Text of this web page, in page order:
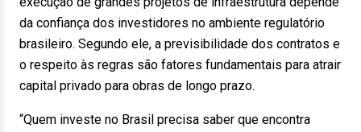
da confiança dos investidores no ambiente regulatório
brasileiro. Segundo ele, a previsibilidade dos contratos e
o respeito às regras são fatores fundamentais para atrair
capital privado para obras de longo prazo.
“Quem investe no Brasil precisa saber que encontra